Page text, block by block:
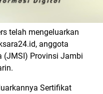
telah mengeluarkan
anggota
(JMSI) Provinsi Jambi
Sertifikat